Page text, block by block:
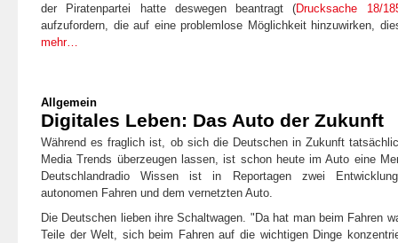
der Piratenpartei hatte deswegen beantragt (Drucksache 18/
aufzufordern, die auf eine problemlose Möglichkeit hinzuwirken,
mehr…
Allgemein
Digitales Leben: Das Auto der Zukunft
Während es fraglich ist, ob sich die Deutschen in Zukunft
Media Trends überzeugen lassen, ist schon heute im Auto eine
Deutschlandradio Wissen ist in Reportagen zwei
autonomen Fahren und dem vernetzten Auto.
Die Deutschen lieben ihre Schaltwagen. "Da hat man beim Fahren
Teile der Welt, sich beim Fahren auf die wichtigen Dinge